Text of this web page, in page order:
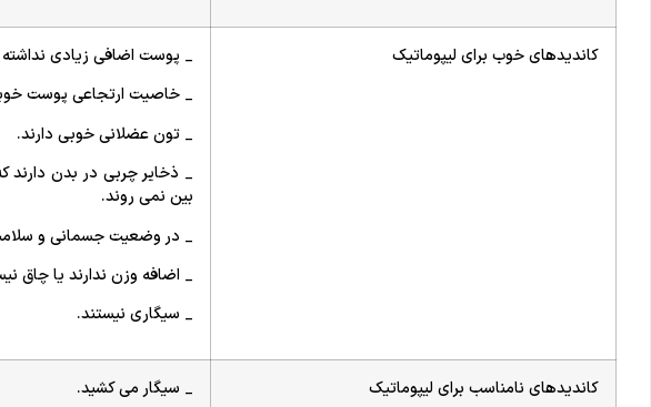
کاندیدهای خوب برای لیپوماتیک
_ پوست اضافی زیادی نداشته
_ خاصیت ارتجاعی پوست
_ تون عضلانی خوبی دارند.
_ ذخایر چربی در بدن دارند
بین نمی روند.
_ در وضعیت جسمانی و
_ اضافه وزن ندارند یا چاق
_ سیگاری نیستند.
کاندیدهای نامناسب برای لیپوماتیک
_ سیگار می کشید.